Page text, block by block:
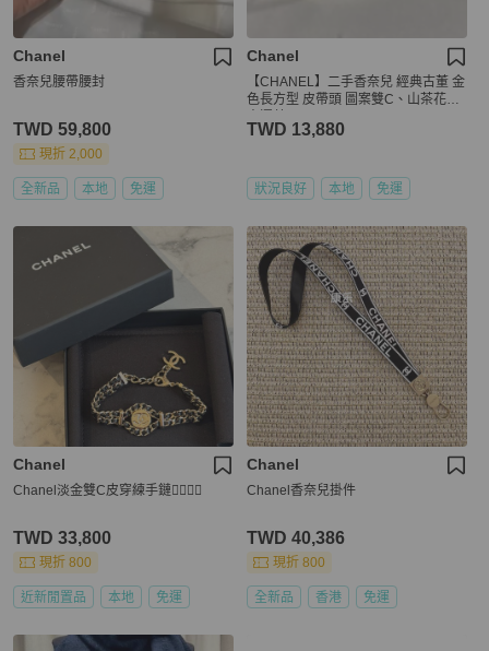
Chanel
香奈兒腰帶腰封
TWD 59,800
現折 2,000
全新品 本地 免運
Chanel
【CHANEL】二手香奈兒 經典古董 金
色長方型 皮帶頭 圖案雙C、山茶花、
TWD 13,880
狀況良好 本地 免運
Chanel
Chanel淡金雙C皮穿練手鏈❤️‍🔥❤️‍🔥
TWD 33,800
現折 800
近新閒置品 本地 免運
Chanel
Chanel香奈兒掛件
TWD 40,386
現折 800
全新品 香港 免運